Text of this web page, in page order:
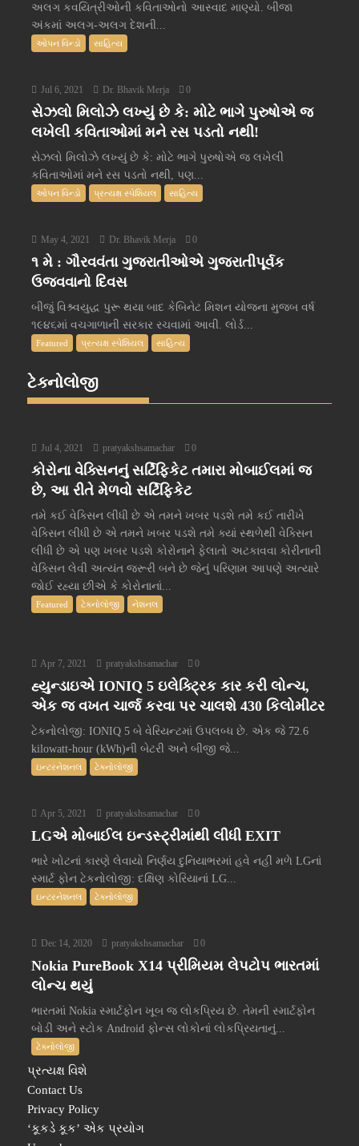
અલગ કવયિત્રીઓની કવિતાઓનો આસ્વાદ માણ્યો. બીજા
અંકમાં અલગ-અલગ દેશની...
ઓપન વિન્ડો સાહિત્ય
Jul 6, 2021 Dr. Bhavik Merja 0
સેઝલો મિલોઝે લખ્યું છે કે: મોટે ભાગે પુરુષોએ જ
લખેલી કવિતાઓમાં મને રસ પડતો નથી!
સેઝલો મિલોઝે લખ્યું છે કે: મોટે ભાગે પુરુષોએ જ લખેલી
કવિતાઓમાં મને રસ પડતો નથી, પણ...
ઓપન વિન્ડો પ્રત્યક્ષ સ્પેશિયલ સાહિત્ય
May 4, 2021 Dr. Bhavik Merja 0
૧ મે : ગૌરવવંતા ગુજરાતીઓએ ગુજરાતીપૂર્વક
ઉજવવાનો દિવસ
બીજું વિશ્ર્વયુદ્ધ પુરૂ થયા બાદ કેબિનેટ મિશન યોજના મુજબ વર્ષ
૧૯૪૬માં વચગાળાની સરકાર રચવામાં આવી. લોર્ડ...
Featured પ્રત્યક્ષ સ્પેશિયલ સાહિત્ય
ટેક્નોલોજી
Jul 4, 2021 pratyakshsamachar 0
કોરોના વેક્સિનનું સર્ટિફિકેટ તમારા મોબાઈલમાં જ
છે, આ રીતે મેળવો સર્ટિફિકેટ
તમે કઈ વેક્સિન લીધી છે એ તમને ખબર પડશે તમે કઈ તારીખે
વેક્સિન લીધી છે એ તમને ખબર પડશે તમે ક્યાં સ્થળેથી વેક્સિન
લીધી છે એ પણ ખબર પડશે કોરોનાને ફેલાતો અટકાવવા કોરીનાની
વેક્સિન લેવી અત્યંત જરૂરી બને છે જેનું પરિણામ આપણે અત્યારે
જોઈ રહ્યા છીએ કે કોરોનાનાં...
Featured ટેક્નોલોજી નેશનલ
Apr 7, 2021 pratyakshsamachar 0
હ્યુન્ડાઇએ IONIQ 5 ઇલેક્ટ્રિક કાર કરી લોન્ચ,
એક જ વખત ચાર્જ કરવા પર ચાલશે 430 કિલોમીટર
ટેકનોલોજી: IONIQ 5 બે વેરિયન્ટમાં ઉપલબ્ધ છે. એક જે 72.6
kilowatt-hour (kWh)ની બેટરી અને બીજી જે...
ઇન્ટરનેશનલ ટેક્નોલોજી
Apr 5, 2021 pratyakshsamachar 0
LGએ મોબાઈલ ઇન્ડસ્ટ્રીમાંથી લીધી EXIT
ભારે ખોટનાં કારણે લેવાયો નિર્ણય દુનિયાભરમાં હવે નહીં મળે LGનાં
સ્માર્ટ ફોન ટેકનોલોજી: દક્ષિણ કોરિયાનાં LG...
ઇન્ટરનેશનલ ટેક્નોલોજી
Dec 14, 2020 pratyakshsamachar 0
Nokia PureBook X14 પ્રીમિયમ લેપટોપ ભારતમાં
લોન્ચ થયું
ભારતમાં Nokia સ્માર્ટફોન ખૂબ જ લોકપ્રિય છે. તેમની સ્માર્ટફોન
બોડી અને સ્ટોક Android ફોન્સ લોકોનાં લોકપ્રિયતાનું...
ટેક્નોલોજી
પ્રત્યક્ષ વિશે
Contact Us
Privacy Policy
‘કૂકડે કૂક’ એક પ્રયોગ